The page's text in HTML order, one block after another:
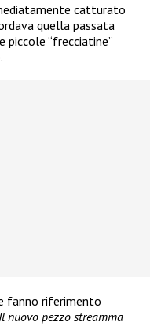
catturato
quella passata
“frecciatine”
fanno riferimento
Il nuovo pezzo streamma